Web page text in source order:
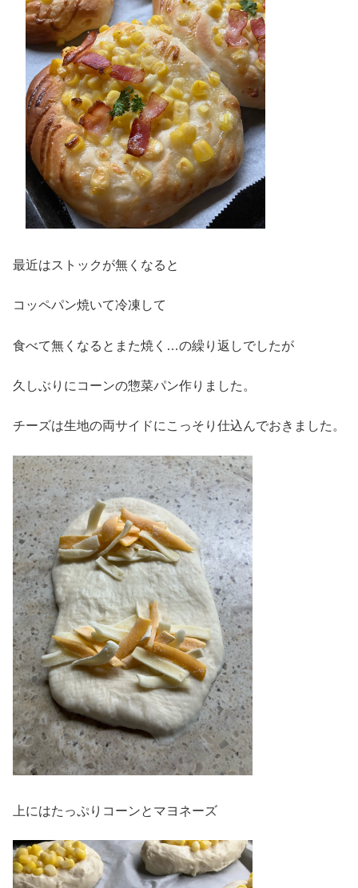
最近はストックが無くなると
コッペパン焼いて冷凍して
食べて無くなるとまた焼く…の繰り返しでしたが
久しぶりにコーンの惣菜パン作りました。
チーズは生地の両サイドにこっそり仕込んでおきました。
上にはたっぷりコーンとマヨネーズ